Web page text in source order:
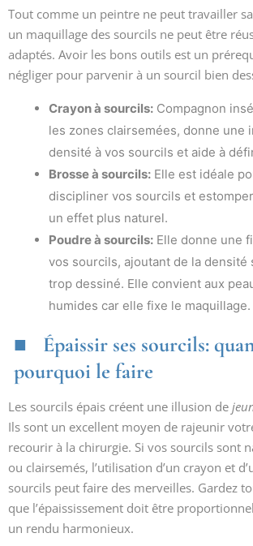
Tout comme un peintre ne peut travailler
un maquillage des sourcils ne peut être
adaptés. Avoir les bons outils est un
négliger pour parvenir à un sourcil bien
Crayon à sourcils: Compagnon
les zones clairsemées, donne une
densité à vos sourcils et aide à
Brosse à sourcils: Elle est idéale
discipliner vos sourcils et
un effet plus naturel.
Poudre à sourcils: Elle donne une
vos sourcils, ajoutant de la densité
trop dessiné. Elle convient aux
humides car elle fixe le maquillage.
Épaissir ses sourcils:
pourquoi le faire
Les sourcils épais créent une illusion de
Ils sont un excellent moyen de rajeunir
recourir à la chirurgie. Si vos sourcils sont
ou clairsemés, l’utilisation d’un crayon et
sourcils peut faire des merveilles. Gardez
que l’épaississement doit être
un rendu harmonieux.